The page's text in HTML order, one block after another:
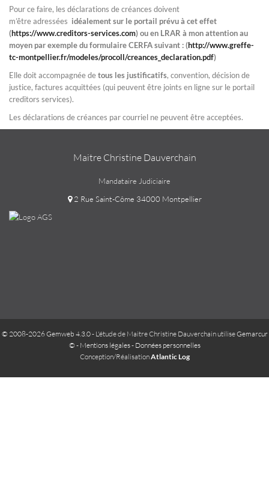
Pour ce faire, les déclarations de créances doivent
m’être adressées idéalement sur le portail prévu à cet effet
(https://www.creditors-services.com) ou en LRAR à mon attention au
moyen par exemple du formulaire CERFA suivant : (http://www.greffe-
tc-montpellier.fr/modeles/procoll/creances_declaration.pdf)
Elle doit accompagnée detous les justificatifs, convention, décision de
justice, factures acquittées (qui peuvent être joints en ligne sur le portail
creditors services).
Les déclarations de créances par courriel ne peuvent être acceptées.
Maitre Christine Dauverchain
Mandataire Judiciaire
2 Rue Saint-Côme 34000 Montpellier
© 2008-2026 Gemweb 4.3.0- L'étude de Maitre Christine Dauverchain utiliseGemarcur
© - Mentions légales- Données personnelles
Conception/RéalisationAtlantic Log